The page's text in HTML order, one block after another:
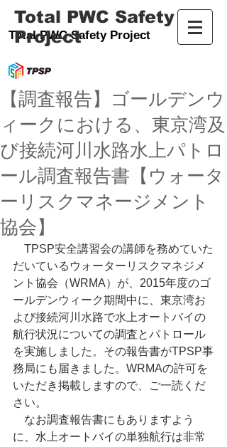
Total PWC Safety Project
Total PWC Safety
Project
【調査報告】ゴールデンウ
ィークにおける、東京湾及
び接続河川水路水上パトロ
ール調査報告書【ウォータ
ーリスクマネージメント
協会】
TPSP安全講習会の講師を務めていた
だいているウォーターリスクマネジメ
ント協会（WRMA）が、2015年度のゴ
ールデンウィーク期間中に、東京湾お
よび接続河川水路で水上オートバイの
航行状況についての調査とパトロール
を実施しました。その報告書がTPSP事
務局にも届きました。WRMAの許可を
いただき掲載しますので、ご一読くだ
さい。
なお調査報告書にもありますよう
に、水上オートバイの単独航行は非常